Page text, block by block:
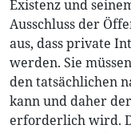
Existenz und
Ausschluss der
aus, dass private
werden. Sie
den tatsächlichen
kann und daher
erforderlich wird.